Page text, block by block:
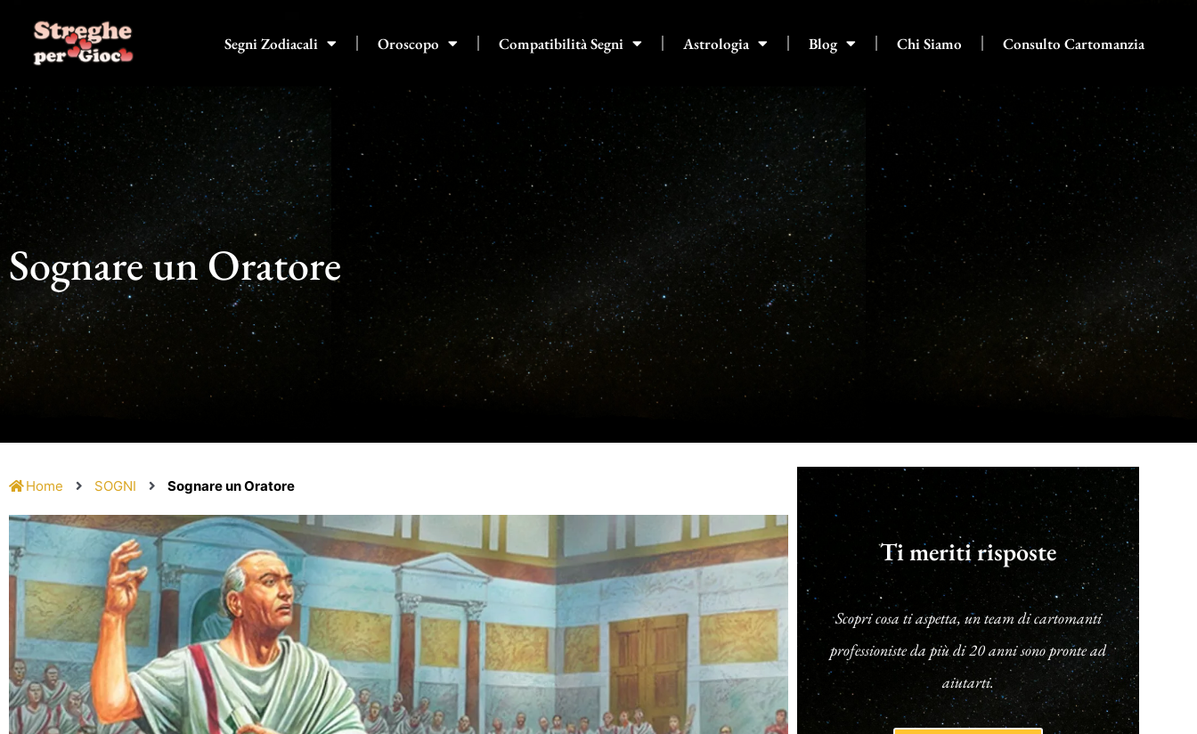
contenuto
Segni Zodiacali Oroscopo Compatibilità Segni Astrologia Blog Chi Siamo Consulto Cartomanzia
Sognare un Oratore
Home SOGNI Sognare un Oratore
Ti meriti risposte
Scopri cosa ti aspetta, un team di cartomanti
professioniste da più di 20 anni sono pronte ad
aiutarti.